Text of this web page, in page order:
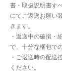
クイック注文フ
クリスマス特集
サマーセール
書・取扱説明書す
にてご返送お願い
きます。
・返送中の破損・
で、十分な梱包で
・ご返送時の配送
ください。